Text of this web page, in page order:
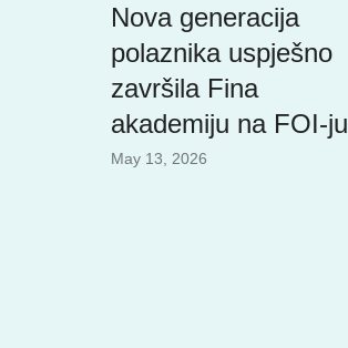
Nova generacija
polaznika uspješno
završila Fina
akademiju na FOI-ju
May 13, 2026